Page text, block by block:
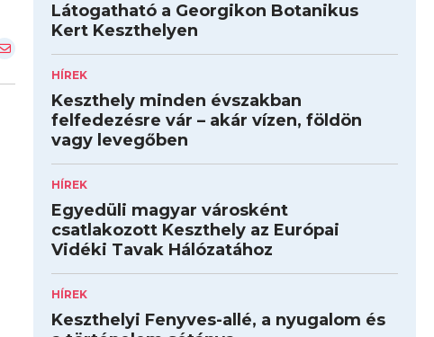
Látogatható a Georgikon Botanikus
Kert Keszthelyen
HÍREK
Keszthely minden évszakban
felfedezésre vár – akár vízen, földön
vagy levegőben
HÍREK
Egyedüli magyar városként
csatlakozott Keszthely az Európai
Vidéki Tavak Hálózatához
HÍREK
Keszthelyi Fenyves-allé, a nyugalom és